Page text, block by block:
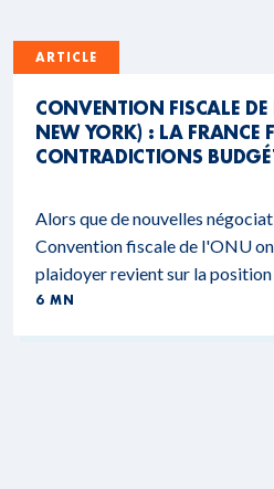
ARTICLE
CONVENTION FISCALE
NEW YORK) : LA FRANCE
CONTRADICTIONS
Alors que de nouvelles
Convention fiscale de l'ONU
plaidoyer revient sur la
6 MN